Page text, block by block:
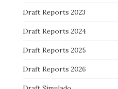
Draft Reports 2023
Draft Reports 2024
Draft Reports 2025
Draft Reports 2026